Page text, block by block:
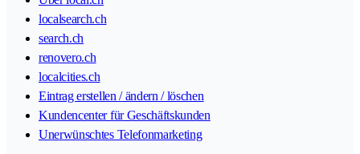
localsearch.ch
search.ch
renovero.ch
localcities.ch
Eintrag erstellen / ändern / löschen
Kundencenter für Geschäftskunden
Unerwünschtes Telefonmarketing